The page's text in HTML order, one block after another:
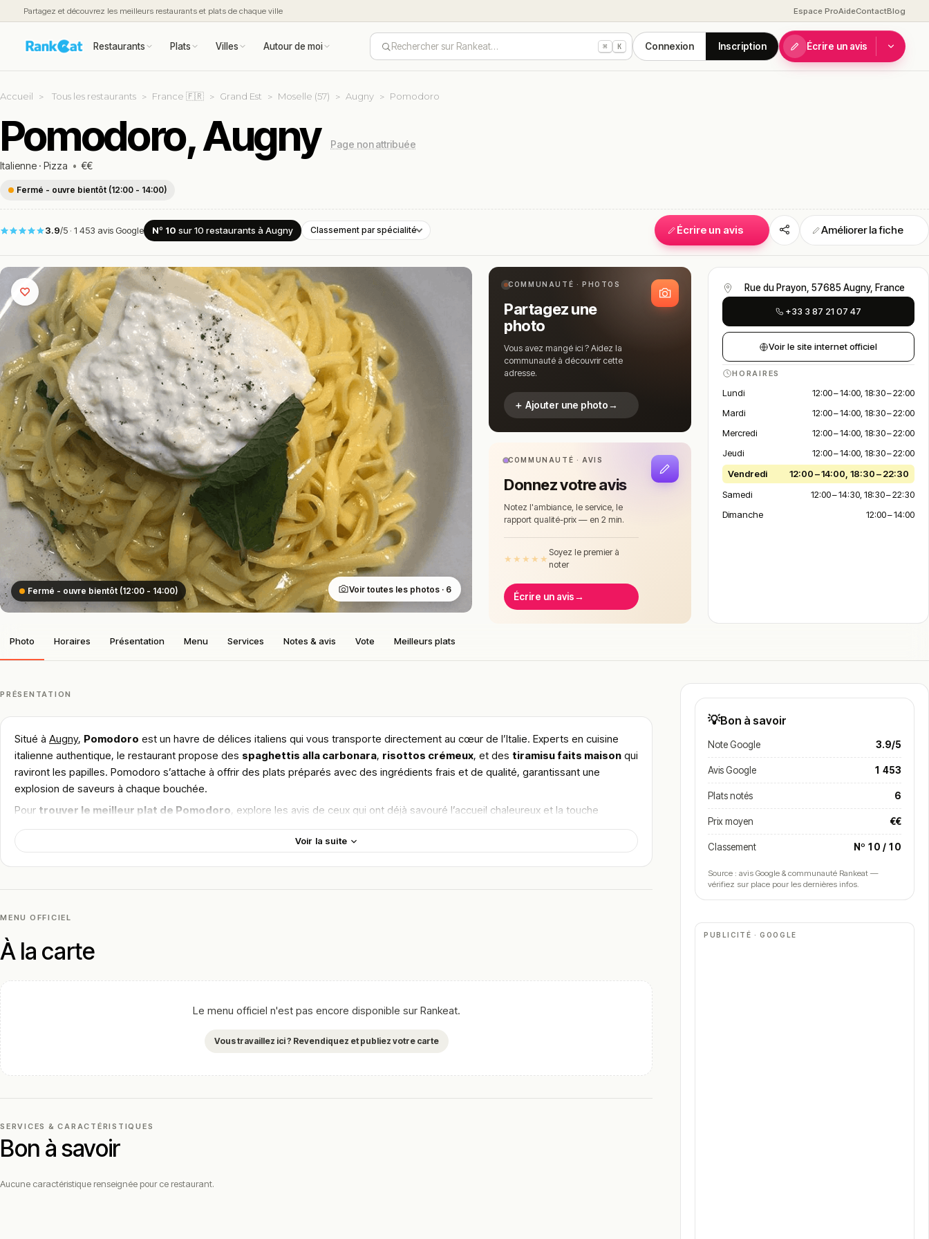
Partagez et découvrez les meilleurs restaurants et plats de chaque ville Espace ProAideContactBlog
Restaurants Plats Villes Autour de moi Rechercher sur Rankeat… ⌘ K Connexion Inscription Écrire un avis
Accueil Tous les restaurants France 🇫🇷 Grand Est Moselle (57) Augny Pomodoro
Pomodoro, Augny
Page non attribuée
Italienne · Pizza • €€
Fermé - ouvre bientôt (12:00 - 14:00)
3.9/5 · 1 453 avis Google Nº 10 sur 10 restaurants à Augny Classement par spécialité Écrire un avis Améliorer la fiche
Fermé - ouvre bientôt (12:00 - 14:00) Voir toutes les photos · 6
COMMUNAUTÉ · PHOTOS
Partagez une
photo
Vous avez mangé ici ? Aidez la
communauté à découvrir cette
adresse.
＋ Ajouter une photo→
COMMUNAUTÉ · AVIS
Donnez votre avis
Notez l'ambiance, le service, le
rapport qualité-prix — en 2 min.
★ ★ ★ ★ ★
Soyez le premier à
noter
Écrire un avis→
Rue du Prayon, 57685 Augny, France
+33 3 87 21 07 47
Voir le site internet officiel
HORAIRES
Lundi
12:00 – 14:00, 18:30 – 22:00
Mardi
12:00 – 14:00, 18:30 – 22:00
Mercredi
12:00 – 14:00, 18:30 – 22:00
Jeudi
12:00 – 14:00, 18:30 – 22:00
Vendredi
12:00 – 14:00, 18:30 – 22:30
Samedi
12:00 – 14:30, 18:30 – 22:30
Dimanche
12:00 – 14:00
Photo Horaires Présentation Menu Services Notes & avis Vote Meilleurs plats
PRÉSENTATION
Situé à Augny, Pomodoro est un havre de délices italiens qui vous transporte directement au cœur de l’Italie. Experts en cuisine
italienne authentique, le restaurant propose des spaghettis alla carbonara, risottos crémeux, et des tiramisu faits maison qui
raviront les papilles. Pomodoro s’attache à offrir des plats préparés avec des ingrédients frais et de qualité, garantissant une
explosion de saveurs à chaque bouchée.
Pour trouver le meilleur plat de Pomodoro, explore les avis de ceux qui ont déjà savouré l’accueil chaleureux et la touche
italienne unique de ce restaurant à Augny.
!
Texte généré par intelligence artificielle, en attente de validation humaine.
Cette description peut contenir des erreurs, n'hésitez pas à nous aider en vous rendant sur :Améliorer la fiche de cet établissement
Voir la suite
MENU OFFICIEL
À la carte
Le menu officiel n'est pas encore disponible sur Rankeat.
Vous travaillez ici ? Revendiquez et publiez votre carte
SERVICES & CARACTÉRISTIQUES
Bon à savoir
Aucune caractéristique renseignée pour ce restaurant.
💡Bon à savoir
Note Google 3.9/5
Avis Google 1 453
Plats notés 6
Prix moyen €€
Classement Nº 10 / 10
Source : avis Google & communauté Rankeat —
vérifiez sur place pour les dernières infos.
PUBLICITÉ · GOOGLE